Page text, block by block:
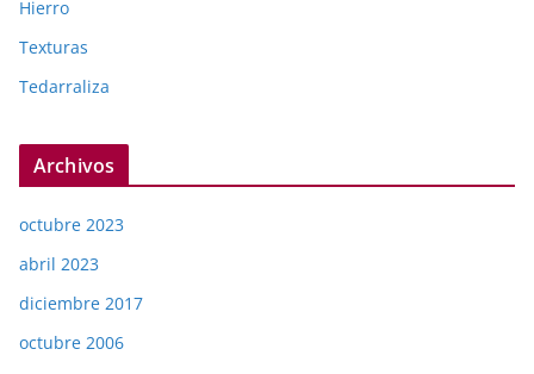
Hierro
Texturas
Tedarraliza
Archivos
octubre 2023
abril 2023
diciembre 2017
octubre 2006